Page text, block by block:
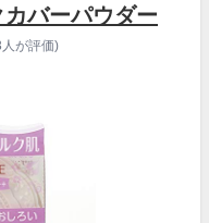
バーパウダー
が評価)